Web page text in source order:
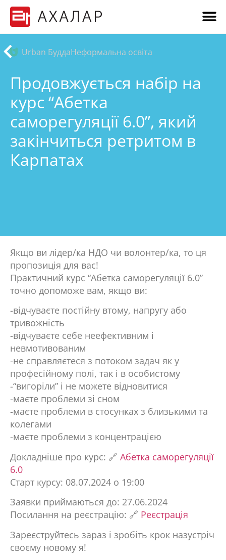
Urban БуддаНеформальна освіта
Продовжується набір на
курс “Абетка
саморегуляції 6.0”, який
закінчиться ретритом в
Карпатах
Якщо ви лідер/ка НДО чи волонтер/ка, то ця
пропозиція для вас!
Практичний курс “Абетка саморегуляції 6.0”
точно допоможе вам, якщо ви:
-відчуваєте постійну втому, напругу або
тривожність
-відчуваєте себе неефективним і
невмотивованим
-не справляєтеся з потоком задач як у
професійному полі, так і в особистому
-“вигоріли” і не можете відновитися
-маєте проблеми зі сном
-маєте проблеми в стосунках з близькими та
колегами
-маєте проблеми з концентрацією
Докладніше про курс: 🔗 Абетка саморегуляції
6.0
Старт курсу: 08.07.2024 о 19:00
Заявки приймаються до: 27.06.2024
Посилання на реєстрацію: 🔗 Реєстрація
Зареєструйтесь зараз і зробіть крок назустріч
своєму новому я!